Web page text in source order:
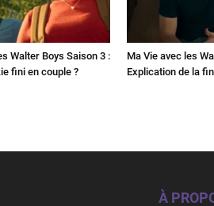
Walter Boys Saison 3 :
fini en couple ?
Ma Vie avec les
Explication de la
À